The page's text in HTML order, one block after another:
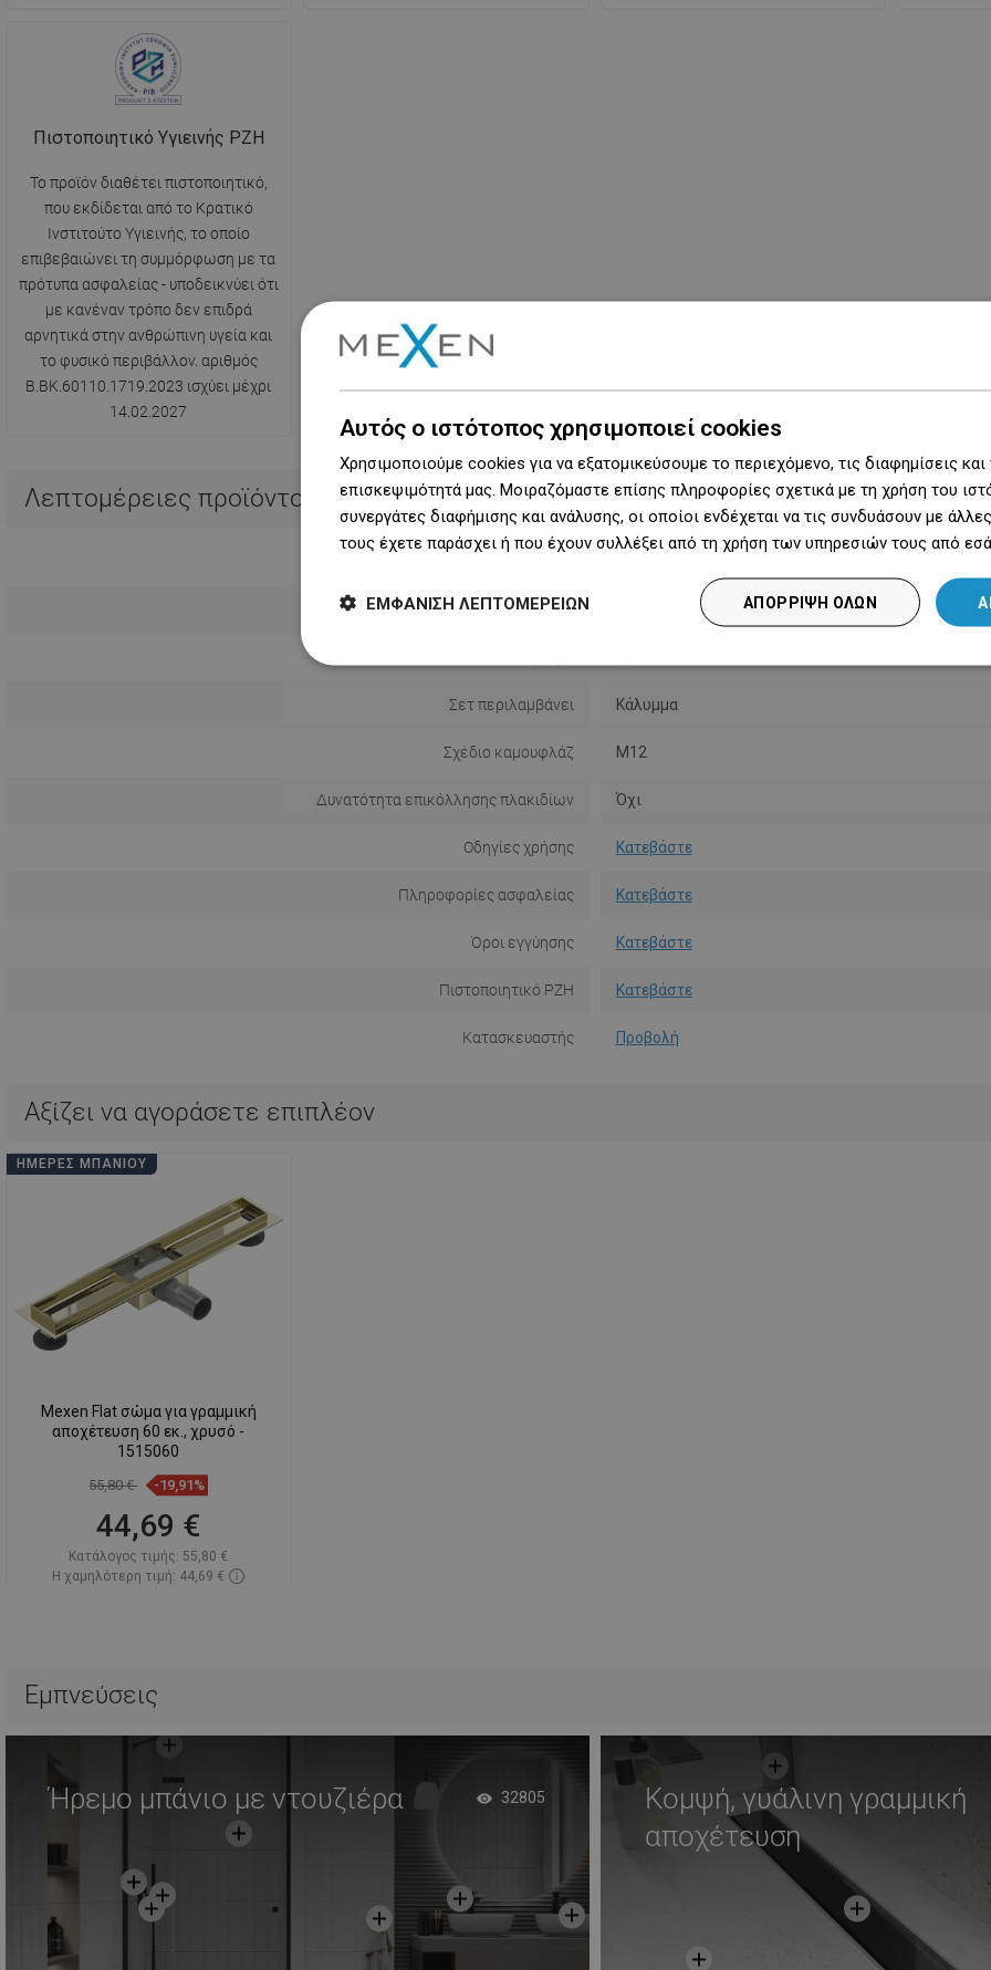
Πιστοποιητικό Υγιεινής PZH
Το προϊόν διαθέτει πιστοποιητικό,
που εκδίδεται από το Κρατικό
Ινστιτούτο Υγιεινής, το οποίο
επιβεβαιώνει τη συμμόρφωση με τα
πρότυπα ασφαλείας - υποδεικνύει ότι
με κανέναν τρόπο δεν επιδρά
αρνητικά στην ανθρώπινη υγεία και
το φυσικό περιβάλλον. αριθμός
B.BK.60110.1719.2023 ισχύει μέχρι
14.02.2027
Λεπτομέρειες προϊόντος
Μέγεθος
Σετ περιλαμβάνει Κάλυμμα
Σχέδιο καμουφλάζ M12
Δυνατότητα επικόλλησης πλακιδίων Όχι
Οδηγίες χρήσης Κατεβάστε
Πληροφορίες ασφαλείας Κατεβάστε
Όροι εγγύησης Κατεβάστε
Πιστοποιητικό PZH Κατεβάστε
Κατασκευαστής Προβολή
Αξίζει να αγοράσετε επιπλέον
ΗΜΈΡΕΣ ΜΠΆΝΙΟΥ
Mexen Flat σώμα για γραμμική
αποχέτευση 60 εκ., χρυσό -
1515060
55,80 € -19,91%
44,69 €
Κατάλογος τιμής: 55,80 €
Η χαμηλότερη τιμή: 44,69 €
Εμπνεύσεις
Ήρεμο μπάνιο με ντουζιέρα 32805
Κομψή, γυάλινη γραμμική
αποχέτευση
Αυτός ο ιστότοπος χρησιμοποιεί cookies
Χρησιμοποιούμε cookies για να εξατομικεύσουμε το περιεχόμενο, τις διαφημίσεις
επισκεψιμότητά μας. Μοιραζόμαστε επίσης πληροφορίες σχετικά με τη χρήση του
συνεργάτες διαφήμισης και ανάλυσης, οι οποίοι ενδέχεται να τις συνδυάσουν με
τους έχετε παράσχει ή που έχουν συλλέξει από τη χρήση των υπηρεσιών τους από
ΑΠΌΡΡΙΨΗ ΌΛΩΝ
ΕΜΦΆΝΙΣΗ ΛΕΠΤΟΜΕΡΕΙΏΝ